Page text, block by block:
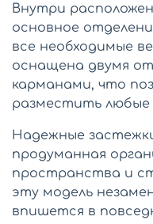
Внутри
основное
все необходимые
оснащена двумя
карманами, что
разместить любые
Надежные
продуманная
пространства и
эту модель
впишется в